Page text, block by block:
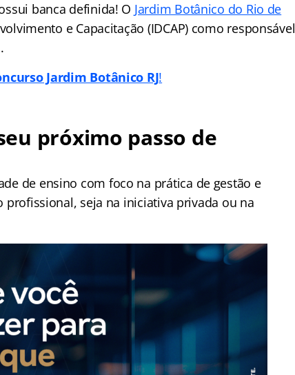
banca definida! O Jardim Botânico do Rio de
e Capacitação (IDCAP) como responsável
Jardim Botânico RJ!
próximo passo de
de ensino com foco na prática de gestão e
profissional, seja na iniciativa privada ou na